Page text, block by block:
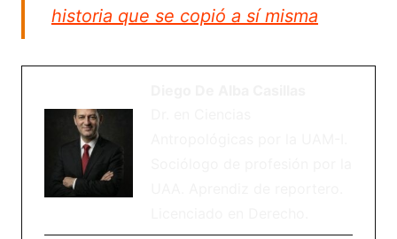
historia que se copió a sí misma